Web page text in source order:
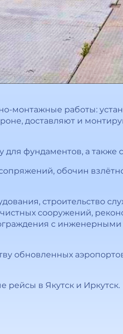
монтажные работы:
доставляют и
фундаментов, а также
обочин
строительство
сооружений,
с
обновленных
рейсы в Якутск и Иркутск.